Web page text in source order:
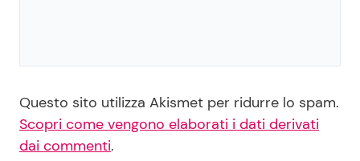
Questo sito utilizza Akismet per ridurre lo spam.
Scopri come vengono elaborati i dati derivati
dai commenti.